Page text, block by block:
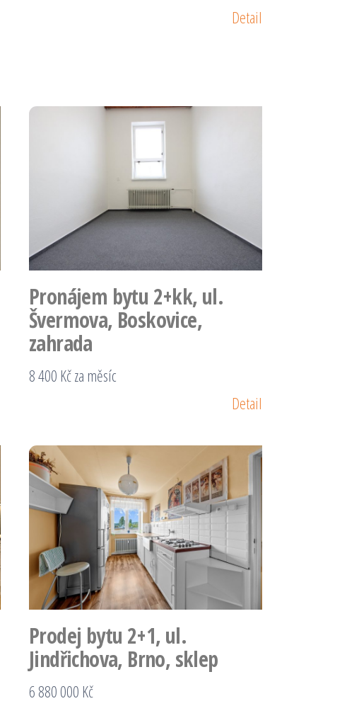
Detail
Pronájem bytu 2+kk, ul.
Švermova, Boskovice,
zahrada
8 400 Kč za měsíc
Detail
Prodej bytu 2+1, ul.
Jindřichova, Brno, sklep
6 880 000 Kč